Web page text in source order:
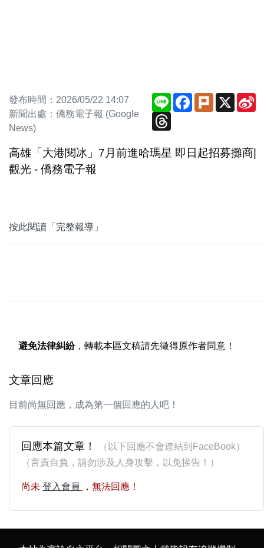
發布時間：2026/05/22 14:07
新聞出處：僑務電子報 (Google
News)
Line Facebook
PlurkX
Threads
高雄「大港閱冰」7月前進哈瑪星 即日起招募攤商|
觀光 - 僑務電子報
按此閱讀「完整報導」
避免法律糾紛，轉載本區文稿請先徵得原作者同意！
文章回應
目前尚無回應，成為第一個回應的人吧！
回應本篇文章！
（以下回應不會連結到FaceBook）
（言責自負，請勿涉及人身攻擊，以免挨告！）
尚未 登入會員 ，無法回應！